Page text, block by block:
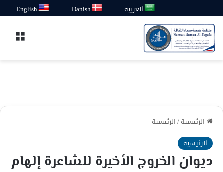
العربية Danish
English
الرئيسية/الرئيسية
الرئيسية
ديوان الخروج الأخيرة للشاعرة إلهام